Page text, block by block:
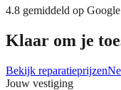
4.8 gemiddeld op Google
Klaar om je
Bekijk reparatieprijzen
Jouw vestiging